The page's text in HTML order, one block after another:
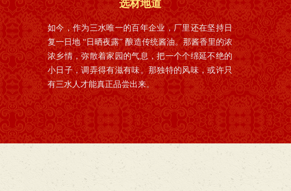
选材地道
如今，作为三水唯一的百年企业，厂里还在坚持日
复一日地 “日晒夜露” 酿造传统酱油。那酱香里的浓
浓乡情，弥散着家园的气息，把一个个绵延不绝的
小日子，调弄得有滋有味。那独特的风味，或许只
有三水人才能真正品尝出来。